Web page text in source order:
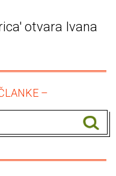
otvara Ivana
–